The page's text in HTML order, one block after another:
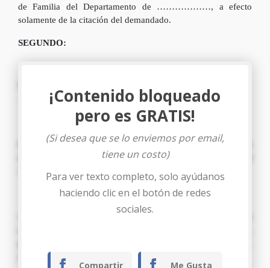
de Familia del Departamento de ………………, a efecto
solamente de la citación del demandado.
SEGUNDO:
…………………
FUNDAMENTACION JURIDICA
Fundamento Legal el Artículo número 80 de la Constitución
de la República, Código procesal Civil, Articulo 13 numeral
PETICION
y en definitiva actuar de conformada a derecho.
¡Contenido bloqueado
pero es GRATIS!
(Si desea que se lo enviemos por email,
tiene un costo)
Para ver texto completo, solo ayúdanos
haciendo clic en el botón de redes
sociales.
Compartir Me Gusta